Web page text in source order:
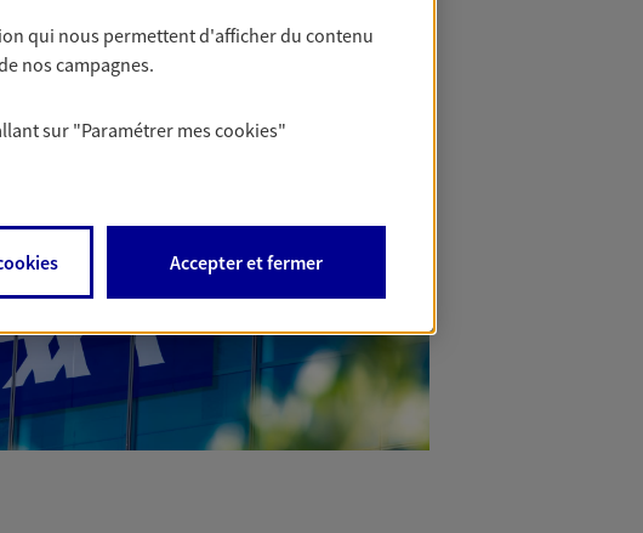
qui nous permettent d'afficher du contenu
nos campagnes.
sur "Paramétrer mescookies"
Accepter et fermer